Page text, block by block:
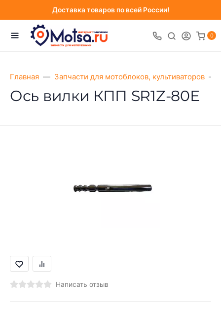
Доставка товаров по всей России!
0
Главная Запчасти для мотоблоков, культиваторов
Ось вилки КПП SR1Z-80Е
Написать отзыв